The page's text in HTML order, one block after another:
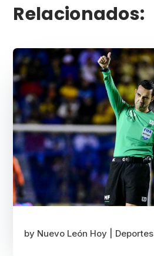
Relacionados:
by Nuevo León Hoy Deportes